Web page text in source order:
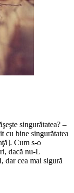
singurătatea? –
cu bine singurătatea
Cum s-o
dacă nu-L
dar cea mai sigură